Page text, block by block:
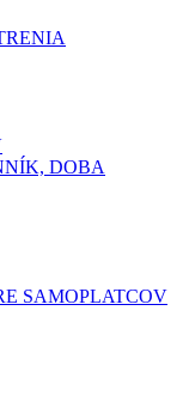
DOBA
SAMOPLATCOV